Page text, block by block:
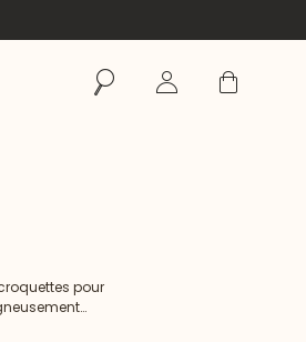
RechercherSe connecter
Panier
pour